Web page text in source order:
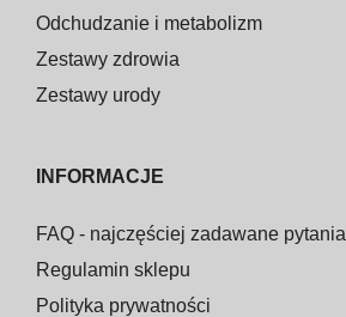
Odchudzanie i metabolizm
Zestawy zdrowia
Zestawy urody
INFORMACJE
FAQ - najczęściej zadawane pytania
Regulamin sklepu
Polityka prywatności